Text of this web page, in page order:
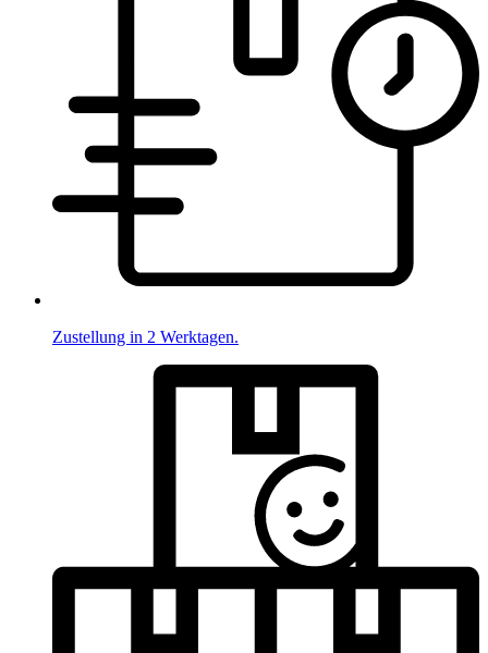
Zustellung in 2 Werktagen.